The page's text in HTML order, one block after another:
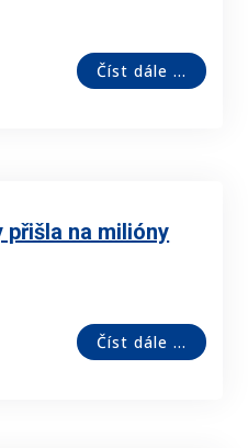
Číst dále ...
přišla na milióny
Číst dále ...